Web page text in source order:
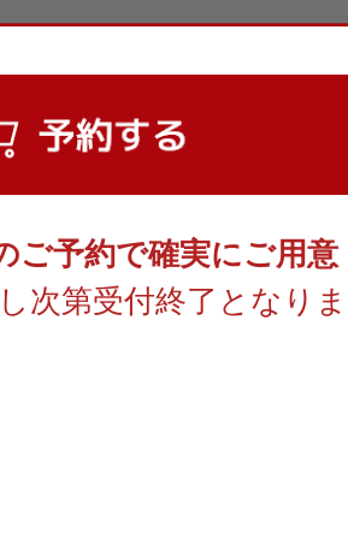
ご予約で確実にご用意
次第受付終了となりま